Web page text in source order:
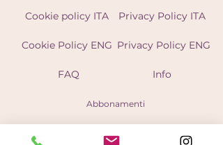
Cookie policy ITA Privacy Policy ITA
Cookie Policy ENG Privacy Policy ENG
FAQ Info
Abbonamenti